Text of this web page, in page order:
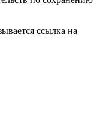
ссылка на